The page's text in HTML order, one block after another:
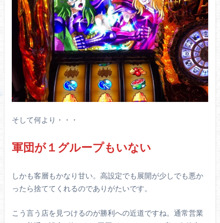
そして何より・・・
軍団が１グループもいない
しかも客層もかなり甘い。高設定でも展開が少しでも悪か
ったら捨ててくれるのでありがたいです。
こう言う店を見つけるのが勝利への近道ですね。通常営業